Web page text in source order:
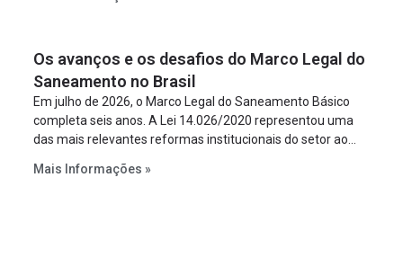
empreendimento. Ou seja, a suposta “fraude à licitação” é
projeto a projeto.
Os avanços e os desafios do Marco Legal do
Saneamento no Brasil
Em julho de 2026, o Marco Legal do Saneamento Básico
completa seis anos. A Lei 14.026/2020 representou uma
das mais relevantes reformas institucionais do setor ao
serviços, ampliar a participação da iniciativa privada,
Mais Informações »